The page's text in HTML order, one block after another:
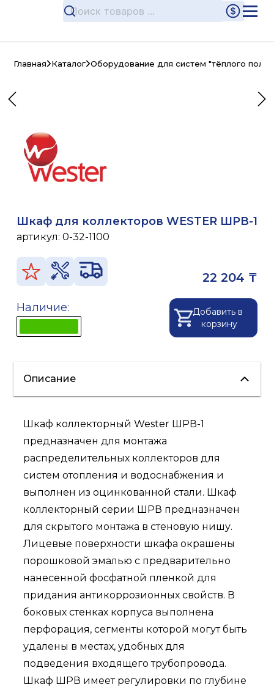
Главная Каталог Оборудование для систем "тёплого пола"
Шкаф для коллекторов WESTER ШРВ-1
артикул: 0-32-1100
22 204 ₸
Наличие:
Добавить в
корзину
Описание
Шкаф коллекторный Wester ШРВ-1
предназначен для монтажа
распределительных коллекторов для
систем отопления и водоснабжения и
выполнен из оцинкованной стали. Шкаф
коллекторный серии ШРВ предназначен
для скрытого монтажа в стеновую нишу.
Лицевые поверхности шкафа окрашены
порошковой эмалью с предварительно
нанесенной фосфатной пленкой для
придания антикоррозионных свойств. В
боковых стенках корпуса выполнена
перфорация, сегменты которой могут быть
удалены в местах, удобных для
подведения входящего трубопровода.
Шкаф ШРВ имеет регулировки по глубине